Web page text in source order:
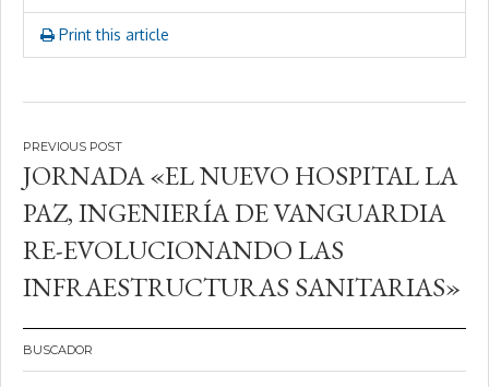
Print this article
Navegación
de
entradas
JORNADA «EL NUEVO HOSPITAL LA
PAZ, INGENIERÍA DE VANGUARDIA
RE-EVOLUCIONANDO LAS
INFRAESTRUCTURAS SANITARIAS»
BUSCADOR